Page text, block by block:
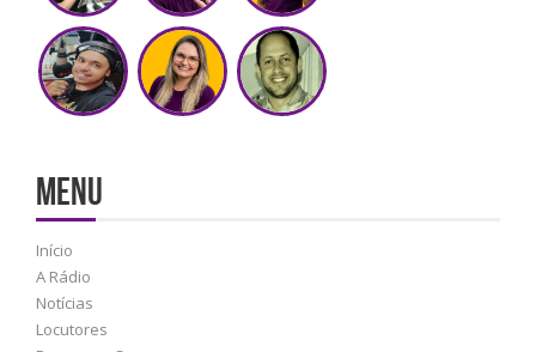
MENU
Início
A Rádio
Notícias
Locutores